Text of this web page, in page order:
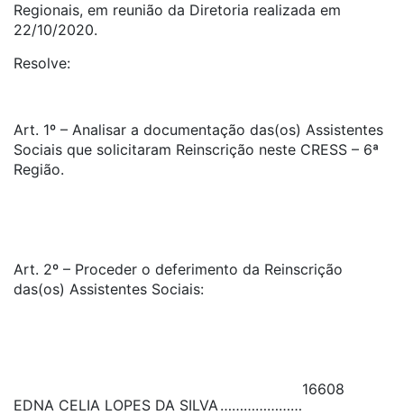
Regionais, em reunião da Diretoria realizada em
22/10/2020.
Resolve:
Art. 1º – Analisar a documentação das(os) Assistentes
Sociais que solicitaram Reinscrição neste CRESS – 6ª
Região.
Art. 2º – Proceder o deferimento da Reinscrição
das(os) Assistentes Sociais:
EDNA CELIA LOPES DA SILVA…………………
16608